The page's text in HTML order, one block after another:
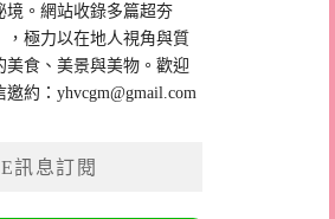
境。網站收錄多篇超夯
，極力以在地人視角與質
美食、美景與美物。歡迎
邀約：yhvcgm@gmail.com
訊息訂閱